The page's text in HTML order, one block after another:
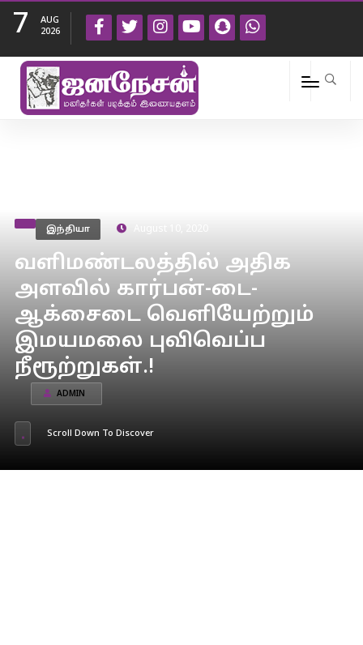
7
AUG
2026
இந்தியா
வளிமண்டலத்தில் அதிக
அளவில் கார்பன்-டை-
ஆக்சைடை வெளியேற்றும்
இமயமலை புவிவெப்ப
நீரூற்றுகள்.!
ADMIN
Scroll Down To Discover